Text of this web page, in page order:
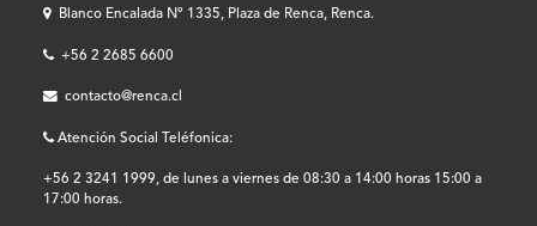
Blanco Encalada Nº 1335, Plaza de Renca, Renca.
+56 2 2685 6600
contacto@renca.cl
Atención Social Teléfonica:
+56 2 3241 1999, de lunes a viernes de 08:30 a 14:00 horas 15:00 a
17:00 horas.